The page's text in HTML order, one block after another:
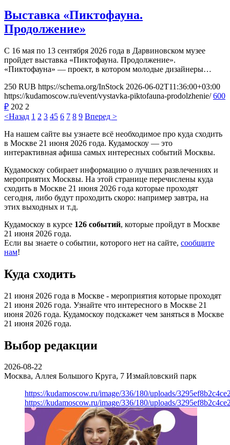
Выставка «Пиктофауна.
Продолжение»
С 16 мая по 13 сентября 2026 года в Дарвиновском музее
пройдет выставка «Пиктофауна. Продолжение».
«Пиктофауна» — проект, в котором молодые дизайнеры…
250 RUB https://schema.org/InStock 2026-06-02T11:36:00+03:00
https://kudamoscow.ru/event/vystavka-piktofauna-prodolzhenie/ 600
₽ 202 2
<Назад 1 2 3 45 6 7 8 9 Вперед >
На нашем сайте вы узнаете всё необходимое про куда сходить
в Москве 21 июня 2026 года. Кудамоскоу — это
интерактивная афиша самых интересных событий Москвы.
Кудамоскоу собирает информацию о лучших развлечениях и
мероприятих Москвы. На этой странице перечислены куда
сходить в Москве 21 июня 2026 года которые проходят
сегодня, либо будут проходить скоро: например завтра, на
этих выходных и т.д.
Кудамоскоу в курсе 126 событий, которые пройдут в Москве
21 июня 2026 года.
Если вы знаете о событии, которого нет на сайте, сообщите
нам!
Куда сходить
21 июня 2026 года в Москве - мероприятия которые проходят
21 июня 2026 года. Узнайте что интересного в Москве 21
июня 2026 года. Кудамоскоу подскажет чем заняться в Москве
21 июня 2026 года.
Выбор редакции
2026-08-22
Москва, Аллея Большого Круга, 7 Измайловский парк
https://kudamoscow.ru/image/336/180/uploads/
https://kudamoscow.ru/image/336/180/uploads/